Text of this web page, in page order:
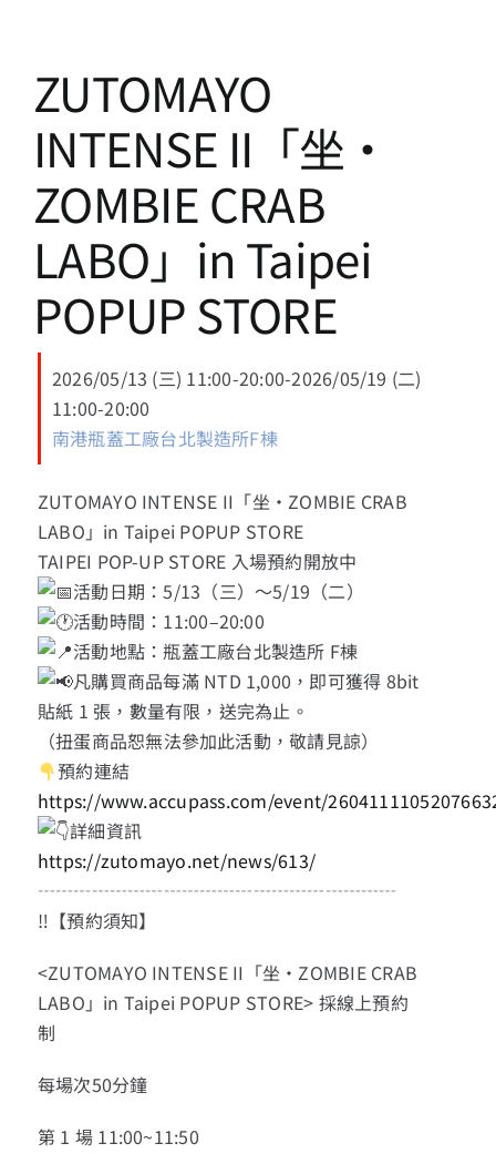
園區資源
關於我們
ZUTOMAYO
INTENSE II「坐・
ZOMBIE CRAB
LABO」in Taipei
POPUP STORE
2026/05/13 (三) 11:00-20:00-2026/05/19 (二)
11:00-20:00
南港瓶蓋工廠台北製造所F棟
ZUTOMAYO INTENSE II「坐・ZOMBIE CRAB
LABO」in Taipei POPUP STORE
TAIPEI POP-UP STORE 入場預約開放中
活動日期：5/13（三）～5/19（二）
活動時間：11:00–20:00
活動地點：瓶蓋工廠台北製造所 F棟
凡購買商品每滿 NTD 1,000，即可獲得 8bit
貼紙 1 張，數量有限，送完為止。
（扭蛋商品恕無法參加此活動，敬請見諒）
預約連結
https://www.accupass.com/event/
詳細資訊
https://zutomayo.net/news/613/
┄┄┄┄┄┄┄┄┄┄┄┄┄┄┄┄┄┄┄┄
‼【預約須知】
<ZUTOMAYO INTENSE II「坐・ZOMBIE CRAB
LABO」in Taipei POPUP STORE> 採線上預約
制
每場次50分鐘
第 1 場 11:00~11:50